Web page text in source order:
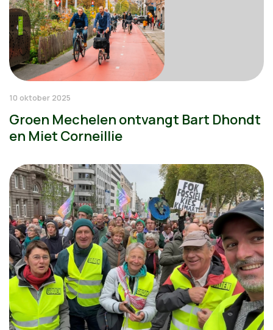
10 oktober 2025
Groen Mechelen ontvangt Bart Dhondt
en Miet Corneillie